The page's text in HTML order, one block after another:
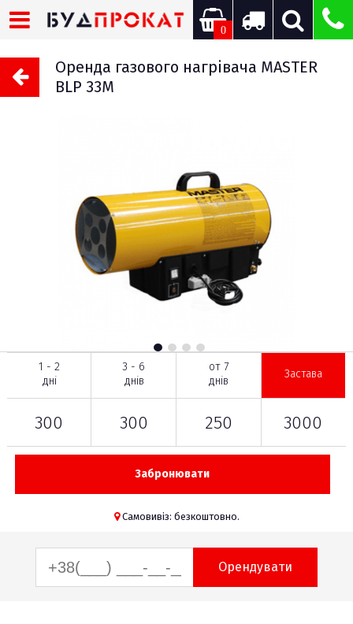
0
Оренда газового нагрівача MASTER
BLP 33M
1 - 2
дні
300
3 - 6
днів
300
от 7
днів
250
Застава
3000
Забронювати
Самовивіз: безкоштовно.
Орендувати